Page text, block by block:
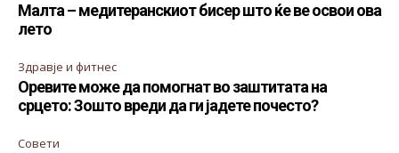
Малта – медитеранскиот бисер што ќе ве освои ова
лето
Здравје и фитнес
Оревите може да помогнат во заштитата на
срцето: Зошто вреди да ги јадете почесто?
Совети